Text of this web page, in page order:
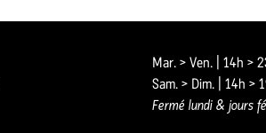
Mar. > Ven. | 14h >
Sam. > Dim. | 14h >
Fermé lundi & jours